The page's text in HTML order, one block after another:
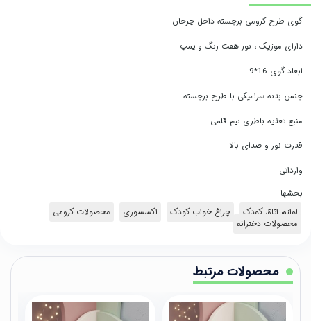
گوی طرح کرومی برجسته داخل چرخان
دارای موزیک ، نور هفت رنگ و پمپ
ابعاد گوی 16*9
جنس بدنه سرامیکی با طرح برجسته
منبع تغذیه باطری نیم قلمی
قدرت نور و صدای بالا
وارداتی
بخشها :
لوازم اتاق کودک
چراغ خواب کودک اکسسوری
محصولات کرومی
محصولات دخترانه
محصولات مرتبط